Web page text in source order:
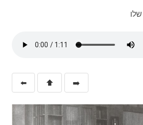
⬅️ ⬆️ ➡️